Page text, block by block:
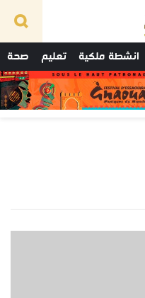
انشطة ملكية تعليم صحة